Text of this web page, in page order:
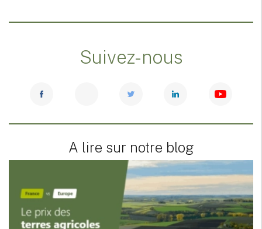
Suivez-nous
A lire sur notre blog